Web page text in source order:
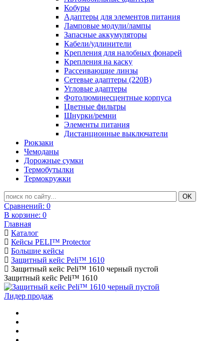
Кобуры
Адаптеры для элементов питания
Ламповые модули/лампы
Запасные аккумуляторы
Кабели/удлинители
Крепления для налобных фонарей
Крепления на каску
Рассеивающие линзы
Сетевые адаптеры (220В)
Угловые адаптеры
Фотолюминесцентные корпуса
Цветные фильтры
Шнурки/ремни
Элементы питания
Дистанционные выключатели
Рюкзаки
Чемоданы
Дорожные сумки
Термобутылки
Термокружки
Сравнений: 0
В корзине: 0
Главная
Каталог
Кейсы PELI™ Protector
Большие кейсы
Защитный кейс Peli™ 1610
Защитный кейс Peli™ 1610 черный пустой
Защитный кейс Peli™ 1610
Лидер продаж